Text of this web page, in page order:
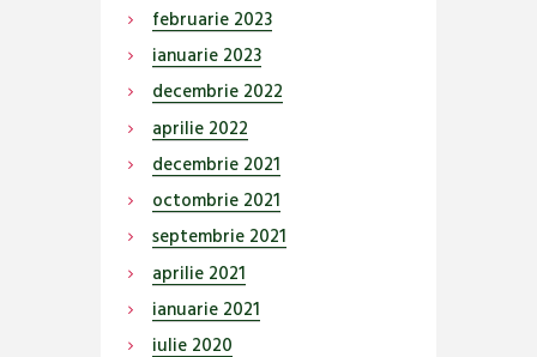
februarie 2023
ianuarie 2023
decembrie 2022
aprilie 2022
decembrie 2021
octombrie 2021
septembrie 2021
aprilie 2021
ianuarie 2021
iulie 2020